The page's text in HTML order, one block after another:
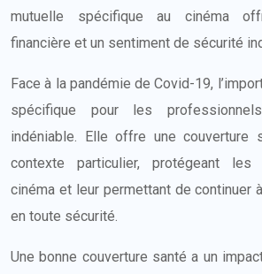
mutuelle spécifique au cinéma
financière et un sentiment de sécurité
Face à la pandémie de Covid-19,
spécifique pour les
indéniable. Elle offre une couverture
contexte particulier, protégeant les
cinéma et leur permettant de continuer
en toute sécurité.
Une bonne couverture santé a un